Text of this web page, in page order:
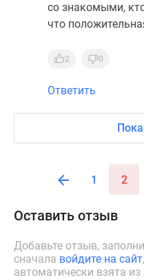
со знакомыми,
что
2 0
Ответить
1 2
Оставить отзыв
Добавьте отзыв,
сначала войдите на сайт
автоматически взята